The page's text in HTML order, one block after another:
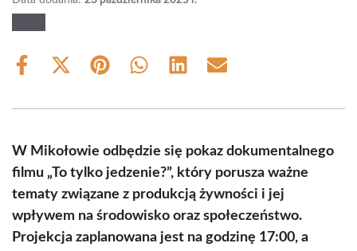
Share
Share
(Twitter)
Share Share Share Share
W Mikołowie odbędzie się pokaz dokumentalnego
filmu „To tylko jedzenie?”, który porusza ważne
tematy związane z produkcją żywności i jej
wpływem na środowisko oraz społeczeństwo.
Projekcja zaplanowana jest na godzinę 17:00, a